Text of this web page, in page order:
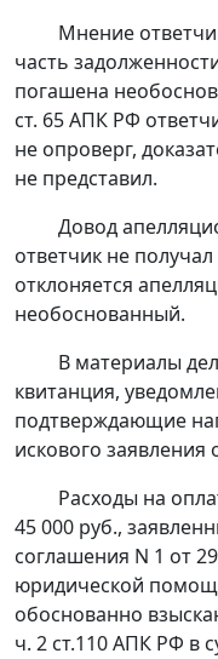
Мнение
часть
погашена
ст. 65АПК РФ
не опроверг,
не представил.
Довод
ответчик не
отклоняется
необоснованный.
В материалы
квитанция,
подтверждающие
искового заявления
Расходы на
45 000 руб.,
соглашения N 1 от
юридической
обоснованно
ч. 2 ст.110АПК РФ в